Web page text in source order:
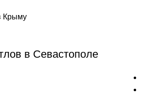
в Севастополе